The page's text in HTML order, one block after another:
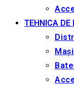
TEHNICA DE